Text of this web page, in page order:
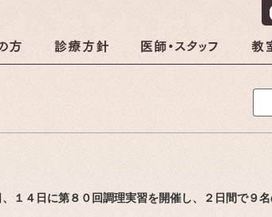
１４日に第８０回調理実習を開催し、２日間で９名